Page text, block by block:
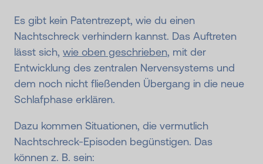
Es gibt kein Patentrezept, wie du einen
Nachtschreck verhindern kannst. Das Auftreten
lässt sich, wie oben geschrieben, mit der
Entwicklung des zentralen Nervensystems und
dem noch nicht fließenden Übergang in die neue
Schlafphase erklären.
Dazu kommen Situationen, die vermutlich
Nachtschreck-Episoden begünstigen. Das
können z. B. sein: